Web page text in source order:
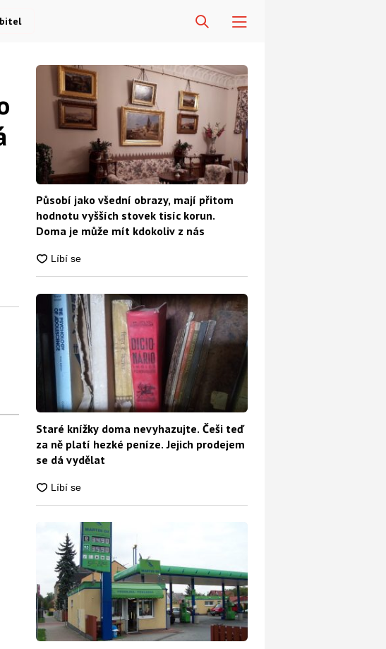
Diskuze
Působí jako všední obrazy, mají přitom
hodnotu vyšších stovek tisíc korun.
Doma je může mít kdokoliv z nás
Staré knížky doma nevyhazujte. Češi teď
za ně platí hezké peníze. Jejich prodejem
se dá vydělat